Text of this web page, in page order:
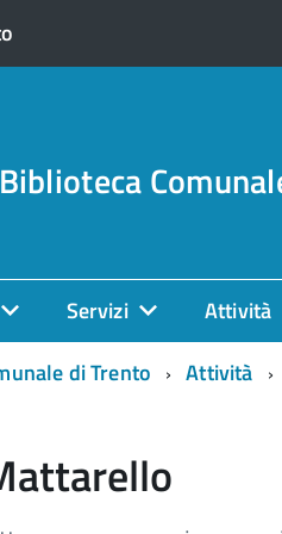
Biblioteca
Servizi Attività
di Trento
Attività